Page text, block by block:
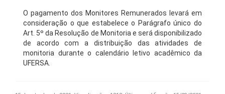
O pagamento dos Monitores Remunerados levará em
consideração o que estabelece o Parágrafo único do
Art. 5º da Resolução de Monitoria e será disponibilizado
de acordo com a distribuição das atividades de
monitoria durante o calendário letivo acadêmico da
UFERSA.